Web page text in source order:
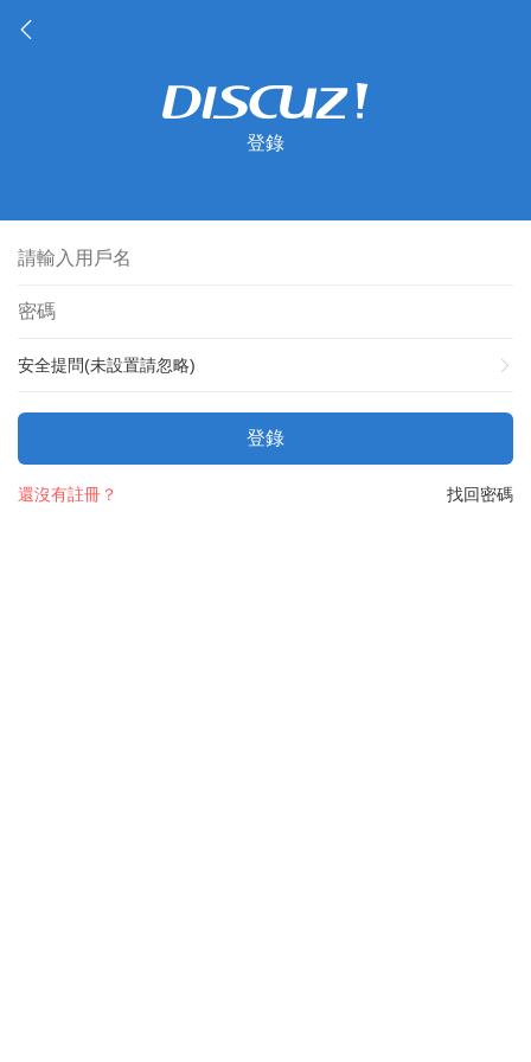
登錄
安全提問(未設置請忽略)
登錄
找回密碼
還沒有註冊？